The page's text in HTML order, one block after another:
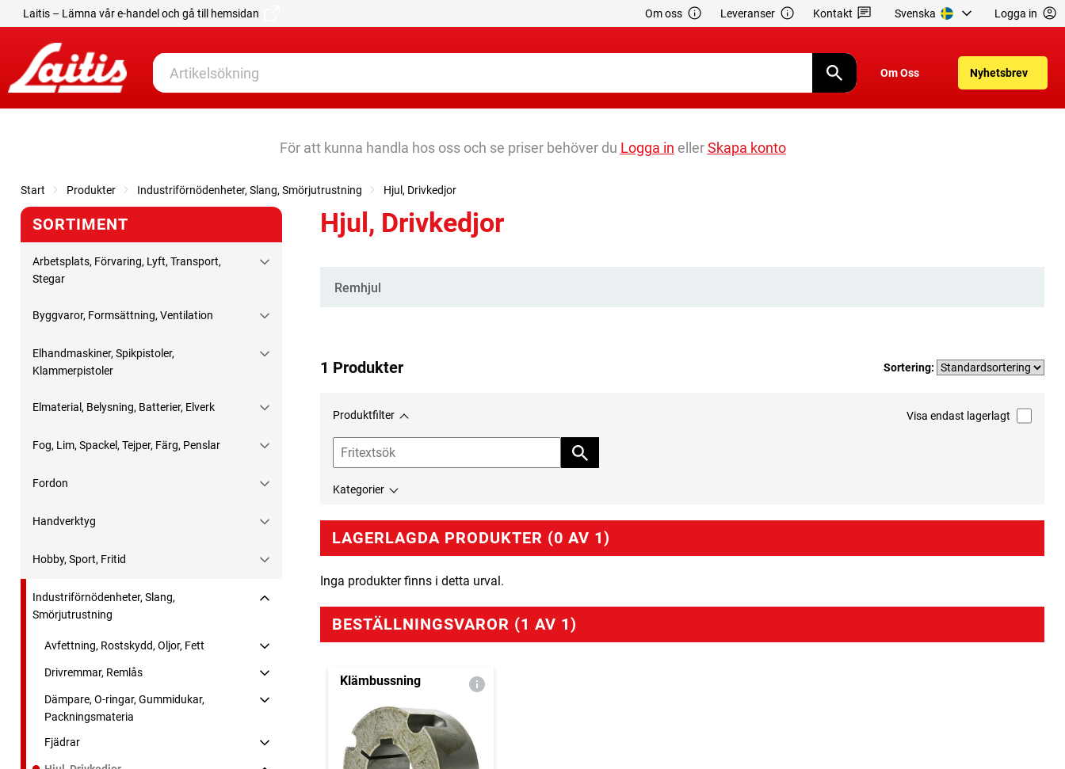
Laitis – Lämna vår e-handel och gå till hemsidan Om oss Leveranser Kontakt Svenska Logga in
Om Oss Nyhetsbrev
För att kunna handla hos oss och se priser behöver du Logga in ellerSkapa konto
Start Produkter Industriförnödenheter, Slang, Smörjutrustning Hjul, Drivkedjor
SORTIMENT
Arbetsplats, Förvaring, Lyft, Transport,
Stegar
Byggvaror, Formsättning, Ventilation
Elhandmaskiner, Spikpistoler,
Klammerpistoler
Elmaterial, Belysning, Batterier, Elverk
Fog, Lim, Spackel, Tejper, Färg, Penslar
Fordon
Handverktyg
Hobby, Sport, Fritid
Industriförnödenheter, Slang,
Smörjutrustning
Avfettning, Rostskydd, Oljor, Fett
Drivremmar, Remlås
Dämpare, O-ringar, Gummidukar,
Packningsmateria
Fjädrar
Hjul, Drivkedjor
Kategorier
Remhjul
1 Produkter Sortering:
Produktfilter Visa endast lagerlagt
Kategorier
LAGERLAGDA PRODUKTER (0 AV 1)
Inga produkter finns i detta urval.
BESTÄLLNINGSVAROR (1 AV 1)
Klämbussning